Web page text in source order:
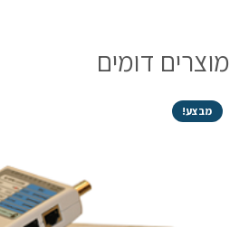
מטר
מוצרים דומים
מבצע!